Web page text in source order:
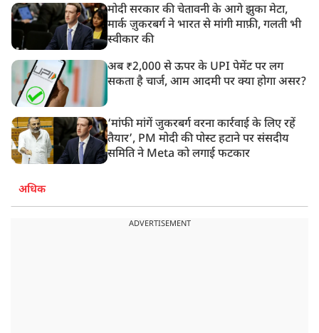
मोदी सरकार की चेतावनी के आगे झुका मेटा,
मार्क ज़ुकरबर्ग ने भारत से मांगी माफ़ी, गलती भी
स्वीकार की
अब ₹2,000 से ऊपर के UPI पेमेंट पर लग
सकता है चार्ज, आम आदमी पर क्या होगा असर?
‘मांफी मांगें जुकरबर्ग वरना कार्रवाई के लिए रहें
तैयार’, PM मोदी की पोस्ट हटाने पर संसदीय
समिति ने Meta को लगाई फटकार
अधिक
ADVERTISEMENT